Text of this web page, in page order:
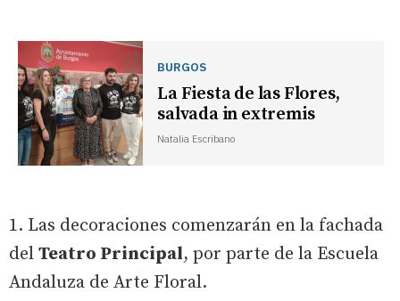
BURGOS
La Fiesta de las Flores,
salvada in extremis
Natalia Escribano
1. Las decoraciones comenzarán en la fachada
del Teatro Principal, por parte de la Escuela
Andaluza de Arte Floral.